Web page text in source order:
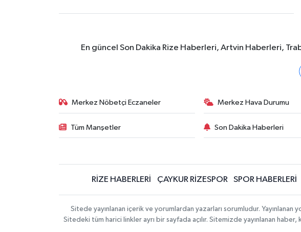
En güncel Son Dakika Rize Haberleri, Artvin Haberleri,
Merkez Nöbetçi Eczaneler Merkez Hava Durumu
Tüm Manşetler Son Dakika Haberleri
RİZE HABERLERİ ÇAYKUR RİZESPOR SPOR HABERLERİ
Sitede yayınlanan içerik ve yorumlardan yazarları sorumludur.
Sitedeki tüm harici linkler ayrı bir sayfada açılır. Sitemizde yayınlanan